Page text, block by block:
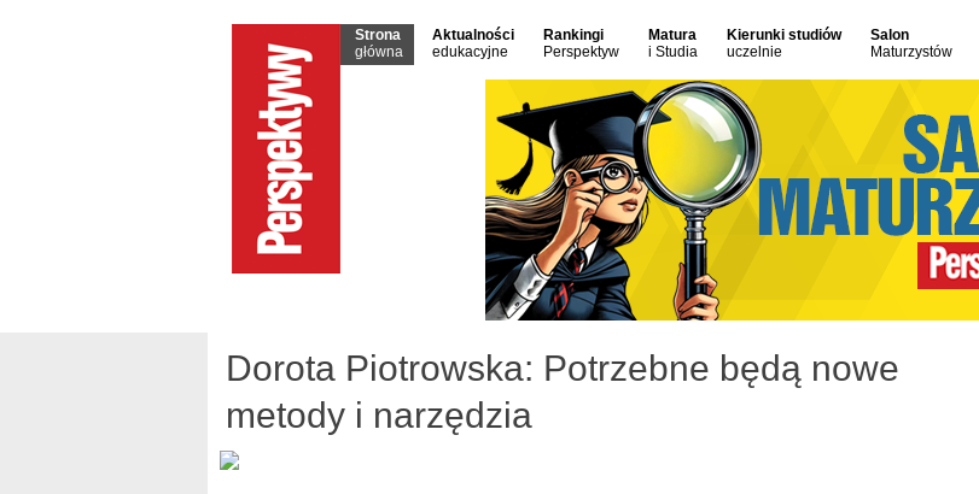
Strona
główna
Aktualności
edukacyjne
Rankingi
Perspektyw
Matura
i Studia
Kierunki studiów
uczelnie
Salon
Maturzystów
Dorota Piotrowska: Potrzebne będą nowe
metody i narzędzia